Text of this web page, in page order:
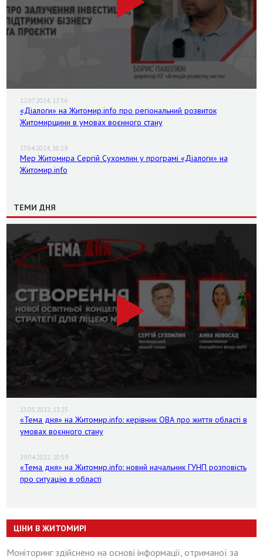
12.07.2024, 12:36
«Діалоги» на Житомир.info про регіональний розвиток
Житомирщини в умовах воєнного стану
17.04.2024, 10:29
Мер Житомира Сергій Сухомлин у програмі «Діалоги» на
Житомир.info
ТЕМИ ДНЯ
13.05.2022, 13:25
«Тема дня» на Житомир.info: керівник ОВА про життя області в
умовах воєнного стану
29.04.2022, 10:59
«Тема дня» на Житомир.info: новий начальник ГУНП розповість
про ситуацію в області
ЦІНИ В ЖИТОМИРІ
Моніторинг здійснено на основі інформації, отриманої за